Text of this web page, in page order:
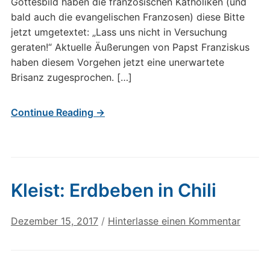
bald auch die evangelischen Franzosen) diese Bitte
jetzt umgetextet: „Lass uns nicht in Versuchung
geraten!“ Aktuelle Äußerungen von Papst Franziskus
haben diesem Vorgehen jetzt eine unerwartete
Brisanz zugesprochen. […]
Continue Reading →
Kleist: Erdbeben in Chili
Dezember 15, 2017 / Hinterlasse einen Kommentar